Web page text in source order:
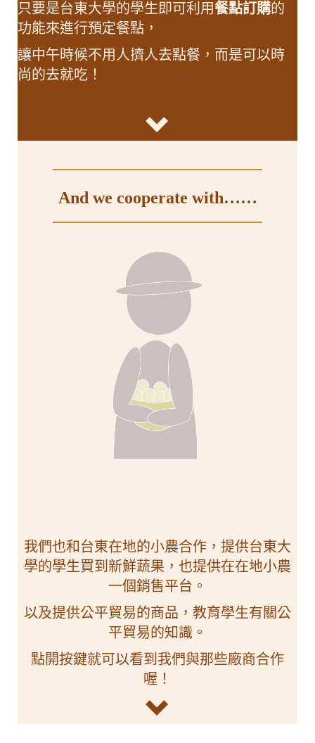
只要是台東大學的學生即可利用餐點訂購的
功能來進行預定餐點，
讓中午時候不用人擠人去點餐，而是可以時
尚的去就吃！
And we cooperate with……
我們也和台東在地的小農合作，提供台東大
學的學生買到新鮮蔬果，也提供在在地小農
一個銷售平台。
以及提供公平貿易的商品，教育學生有關公
平貿易的知識。
點開按鍵就可以看到我們與那些廠商合作
喔！